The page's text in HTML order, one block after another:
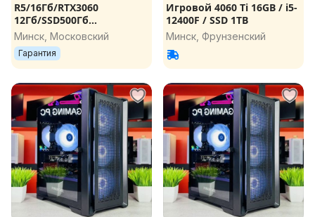
R5/16Гб/RTX3060
12Гб/SSD500Гб
NVMe/650W/Wi-Fi новый
игровой компьютер,
игровой ПК, компьютер
для игр
Минск, Московский
Гарантия
Игровой 4060 Ti 16GB / i5-
12400F / SSD 1TB
Минск, Фрунзенский